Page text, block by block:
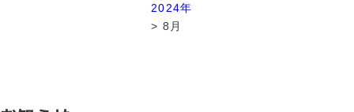
2024年
> 8月